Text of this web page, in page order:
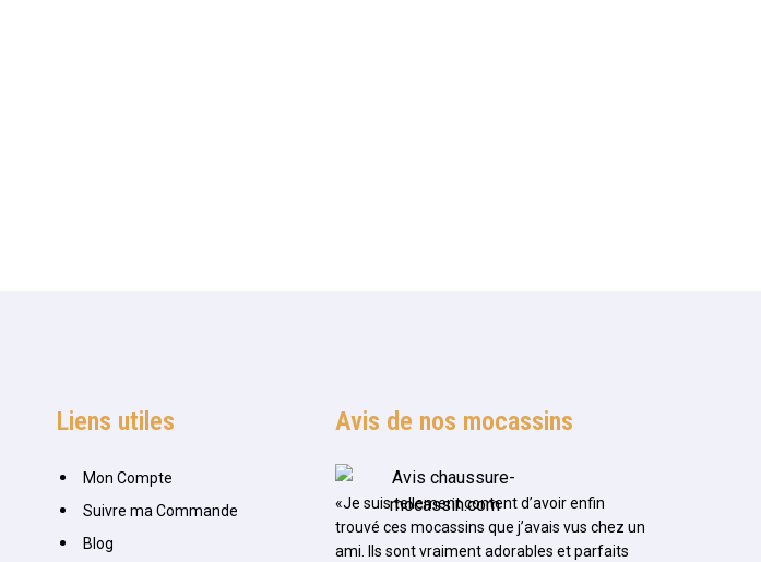
Liens utiles
Mon Compte
Suivre ma Commande
Blog
Avis de nos mocassins
«Je suis tellement content d’avoir enfin
trouvé ces mocassins que j’avais vus chez un
ami. Ils sont vraiment adorables et parfaits